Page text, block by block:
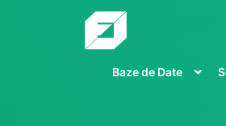
Baze de Date